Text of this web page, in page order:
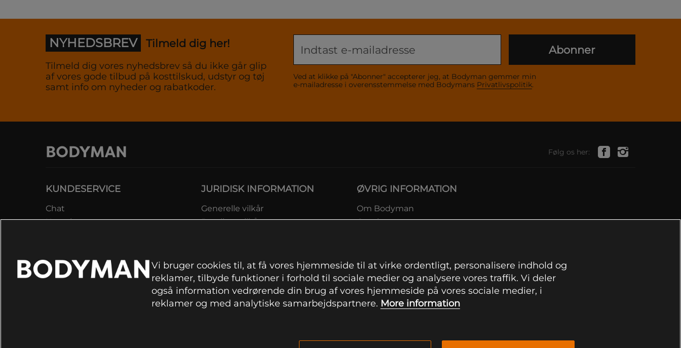
NYHEDSBREV Tilmeld dig her!
Tilmeld dig vores nyhedsbrev så du ikke går glip
af vores gode tilbud på kosttilskud, udstyr og tøj
samt info om nyheder og rabatkoder.
Ved at klikke på "Abonner" accepterer jeg, at Bodyman gemmer min
e-mailadresse i overensstemmelse med Bodymans Privatlivspolitik.
Abonner
Følg os her:
KUNDESERVICE
Chat
Kontakt
Reklamer
FAQ
JURIDISK INFORMATION
Generelle vilkår
Betalingsvilkår
Leveringsinformation
Prisgaranti
Information om fortrydelsesret og
reklamationer
ØVRIG INFORMATION
Om Bodyman
Gavekort
Vi bruger cookies til, at få vores hjemmeside til at virke ordentligt, personalisere indhold og
reklamer, tilbyde funktioner i forhold til sociale medier og analysere vores traffik. Vi deler
også information vedrørende din brug af vores hjemmeside på vores sociale medier, i
reklamer og med analytiske samarbejdspartnere. More information